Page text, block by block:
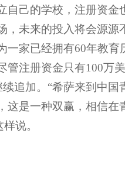
自己的学校，注册资金
，未来的投入将会源源
一家已经拥有60年教育
管注册资金只有100万
追加。“希萨来到中
这是一种双赢，相信在
说。